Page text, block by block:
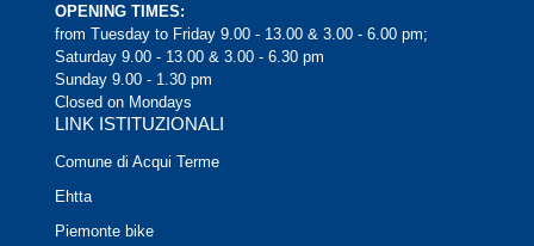
OPENING TIMES:
from Tuesday to Friday 9.00 - 13.00 & 3.00 - 6.00 pm;
Saturday 9.00 - 13.00 & 3.00 - 6.30 pm
Sunday 9.00 - 1.30 pm
Closed on Mondays
LINK ISTITUZIONALI
Comune di Acqui Terme
Ehtta
Piemonte bike